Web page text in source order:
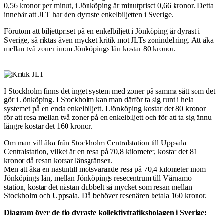
0,56 kronor per minut, i Jönköping är minutpriset 0,66 kronor. Detta
innebär att JLT har den dyraste enkelbiljetten i Sverige.
Förutom att biljettpriset på en enkelbiljett i Jönköping är dyrast i
Sverige, så riktas även mycket kritik mot JLTs zonindelning. Att åka
mellan två zoner inom Jönköpings län kostar 80 kronor.
I Stockholm finns det inget system med zoner på samma sätt som det
gör i Jönköping. I Stockholm kan man därför ta sig runt i hela
systemet på en enda enkelbiljett. I Jönköping kostar det 80 kronor
för att resa mellan två zoner på en enkelbiljett och för att ta sig ännu
längre kostar det 160 kronor.
Om man vill åka från Stockholm Centralstation till Uppsala
Centralstation, vilket är en resa på 70,8 kilometer, kostar det 81
kronor då resan korsar länsgränsen.
Men att åka en nästintill motsvarande resa på 70,4 kilometer inom
Jönköpings län, mellan Jönköpings resecentrum till Värnamo
station, kostar det nästan dubbelt så mycket som resan mellan
Stockholm och Uppsala. Då behöver resenären betala 160 kronor.
Diagram över de tio dyraste kollektivtrafiksbolagen i Sverige: